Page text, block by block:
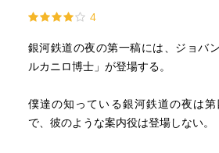
4
銀河鉄道の夜の第一稿には、ジョバ
ルカニロ博士」が登場する。
僕達の知っている銀河鉄道の夜は
で、彼のような案内役は登場しない。